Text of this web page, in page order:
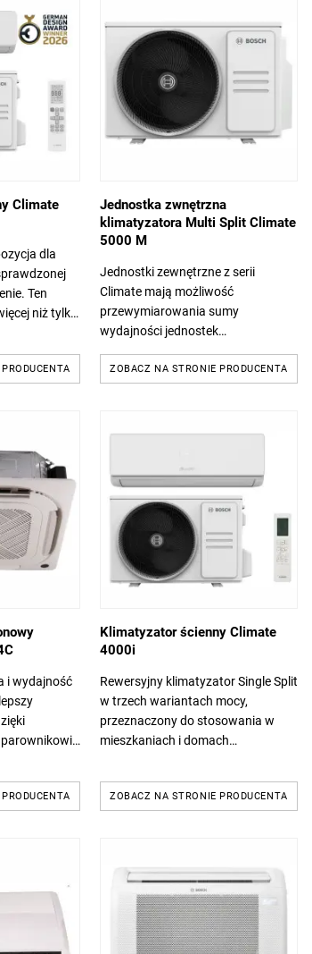
Climate
dla
Ten
niż tylko
Jednostka zwnętrzna
klimatyzatora Multi Split Climate
5000 M
Jednostki zewnętrzne z serii
Climate mają możliwość
przewymiarowania sumy
wydajności jednostek
7 mocy: od 4,1 kW do 12,5 kW.
ZOBACZ NA STRONIE PRODUCENTA
i wydajność
A++ dla
Klimatyzator ścienny Climate
4000i
Rewersyjny klimatyzator Single Split
w trzech wariantach mocy,
przeznaczony do stosowania w
mieszkaniach i domach
chłodzi pomieszczenia, ale
sprawdzi się także jako...
ZOBACZ NA STRONIE PRODUCENTA